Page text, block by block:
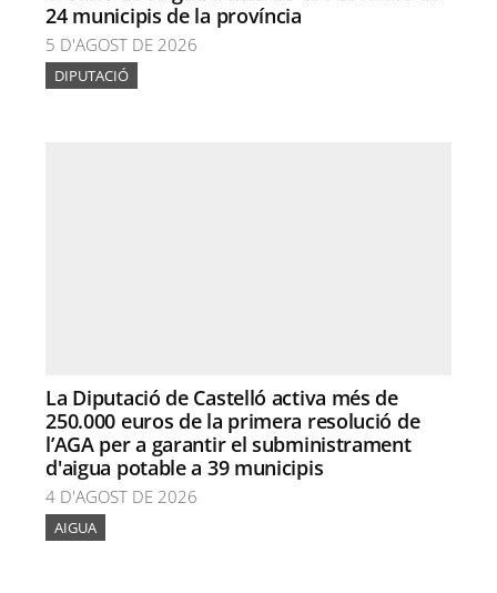
24 municipis de la província
5 D'AGOST DE 2026
DIPUTACIÓ
La Diputació de Castelló activa més de
250.000 euros de la primera resolució de
l’AGA per a garantir el subministrament
d'aigua potable a 39 municipis
4 D'AGOST DE 2026
AIGUA